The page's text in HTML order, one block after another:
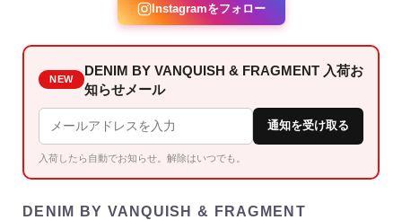
Instagramをフォロー
NEW
DENIM BY VANQUISH & FRAGMENT 入荷お
知らせメール
通知を受け取る
入荷したら自動でお知らせ。解除はいつでも。
DENIM BY VANQUISH & FRAGMENT